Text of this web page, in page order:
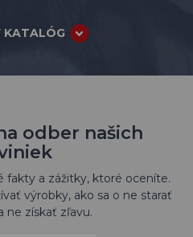
KATALÓG
odber našich
fakty a zážitky, ktoré oceníte.
výrobky, ako sa o ne starať
ne získať zľavu.